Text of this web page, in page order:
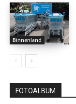
Binnenland
FOTOALBUM